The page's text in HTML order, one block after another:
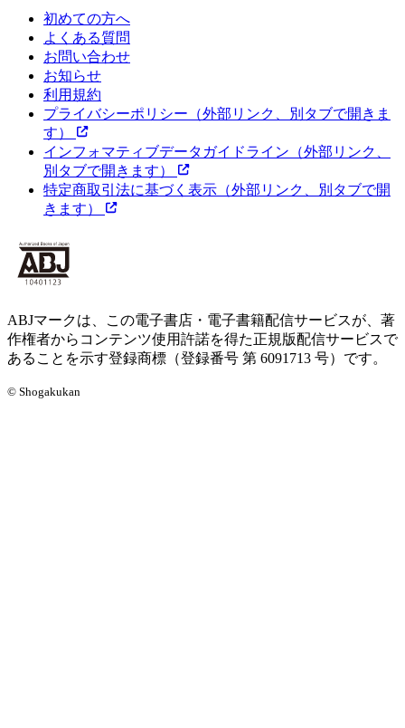
初めての方へ
よくある質問
お問い合わせ
お知らせ
利用規約
プライバシーポリシー （外部リンク、別タブで開きま
す）
インフォマティブデータガイドライン （外部リンク、
別タブで開きます）
特定商取引法に基づく表示 （外部リンク、別タブで開
きます）
ABJマークは、この電子書店・電子書籍配信サービスが、著
作権者からコンテンツ使用許諾を得た正規版配信サービスで
あることを示す登録商標（登録番号 第 6091713 号）です。
© Shogakukan